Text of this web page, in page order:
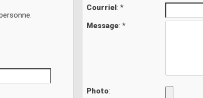
Courriel: *
Message: *
Photo: